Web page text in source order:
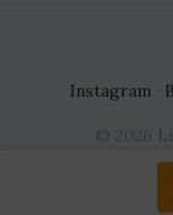
Instagram ·
© 2026